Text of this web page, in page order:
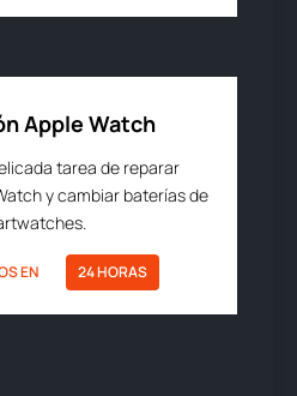
Apple Watch
tarea de reparar
y cambiar baterías de
EN 24 HORAS